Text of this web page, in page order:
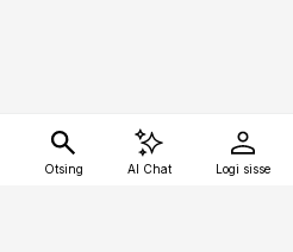
Otsing AI Chat Logi sisse